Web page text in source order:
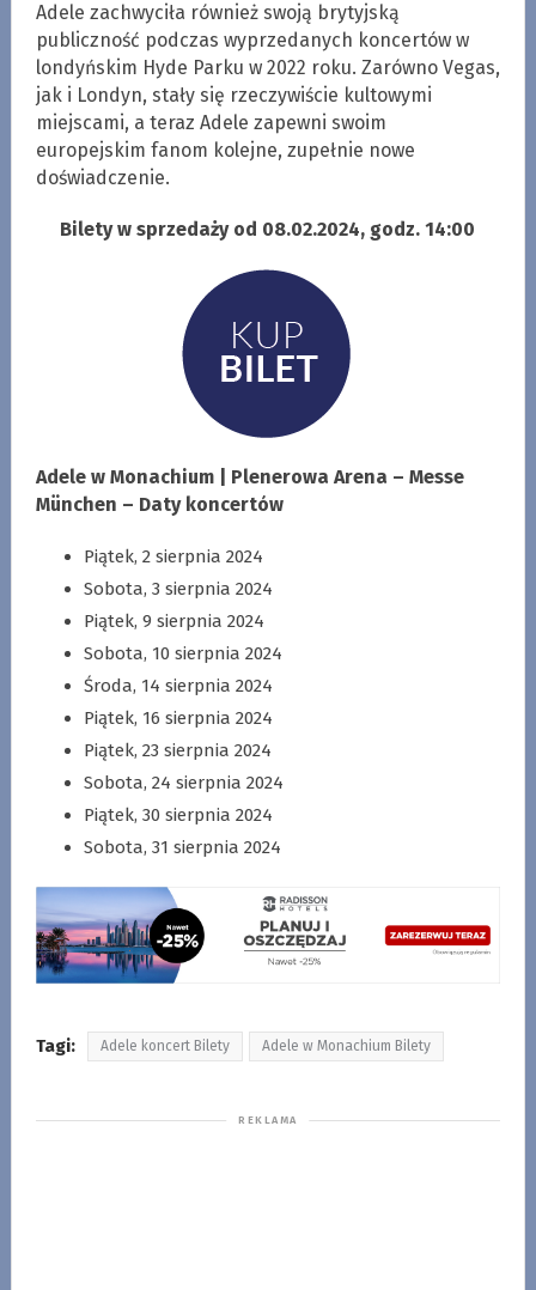
Adele zachwyciła również swoją brytyjską
publiczność podczas wyprzedanych koncertów w
londyńskim Hyde Parku w 2022 roku. Zarówno Vegas,
jak i Londyn, stały się rzeczywiście kultowymi
miejscami, a teraz Adele zapewni swoim
europejskim fanom kolejne, zupełnie nowe
doświadczenie.
Bilety w sprzedaży od 08.02.2024, godz. 14:00
Adele w Monachium | Plenerowa Arena – Messe
München – Daty koncertów
Piątek, 2 sierpnia 2024
Sobota, 3 sierpnia 2024
Piątek, 9 sierpnia 2024
Sobota, 10 sierpnia 2024
Środa, 14 sierpnia 2024
Piątek, 16 sierpnia 2024
Piątek, 23 sierpnia 2024
Sobota, 24 sierpnia 2024
Piątek, 30 sierpnia 2024
Sobota, 31 sierpnia 2024
Tagi: Adele koncert Bilety Adele w Monachium Bilety